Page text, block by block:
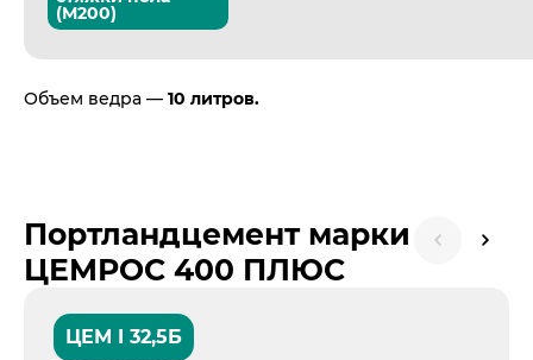
(М200)
Объем ведра — 10 литров.
Портландцемент марки
ЦЕМРОС 400 ПЛЮС
ЦЕМ I 32,5Б